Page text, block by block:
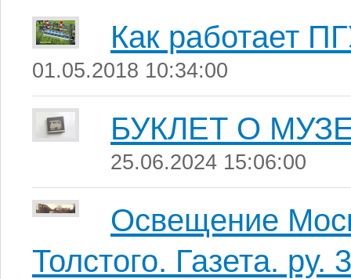
Как работает
01.05.2018 10:34:00
БУКЛЕТ О
25.06.2024 15:06:00
Освещение
Толстого. Газета. ру.